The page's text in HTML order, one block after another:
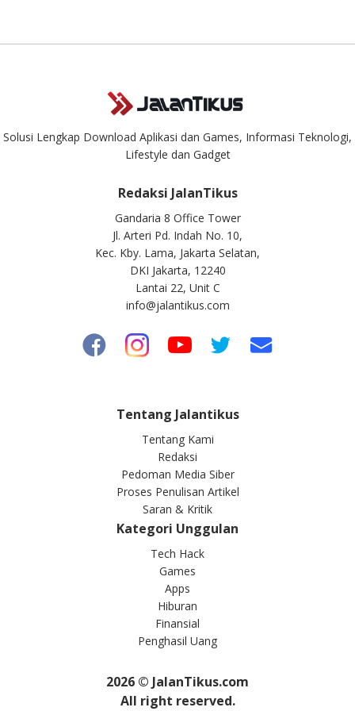
Solusi Lengkap Download Aplikasi dan Games, Informasi Teknologi,
Lifestyle dan Gadget
Redaksi JalanTikus
Gandaria 8 Office Tower
Jl. Arteri Pd. Indah No. 10,
Kec. Kby. Lama, Jakarta Selatan,
DKI Jakarta, 12240
Lantai 22, Unit C
info@jalantikus.com
Tentang Jalantikus
Tentang Kami
Redaksi
Pedoman Media Siber
Proses Penulisan Artikel
Saran & Kritik
Kategori Unggulan
Tech Hack
Games
Apps
Hiburan
Finansial
Penghasil Uang
2026 © JalanTikus.com
All right reserved.